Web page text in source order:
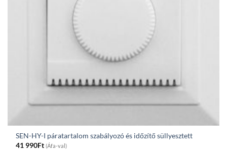
SEN-HY-I páratartalom szabályozó és időzítő süllyesztett
41 990Ft (Áfa-val)